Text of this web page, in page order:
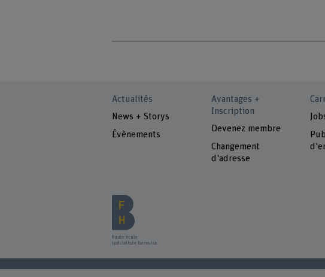
Actualités
News + Storys
Évènements
Avantages +
Inscription
Devenez membre
Changement
d'adresse